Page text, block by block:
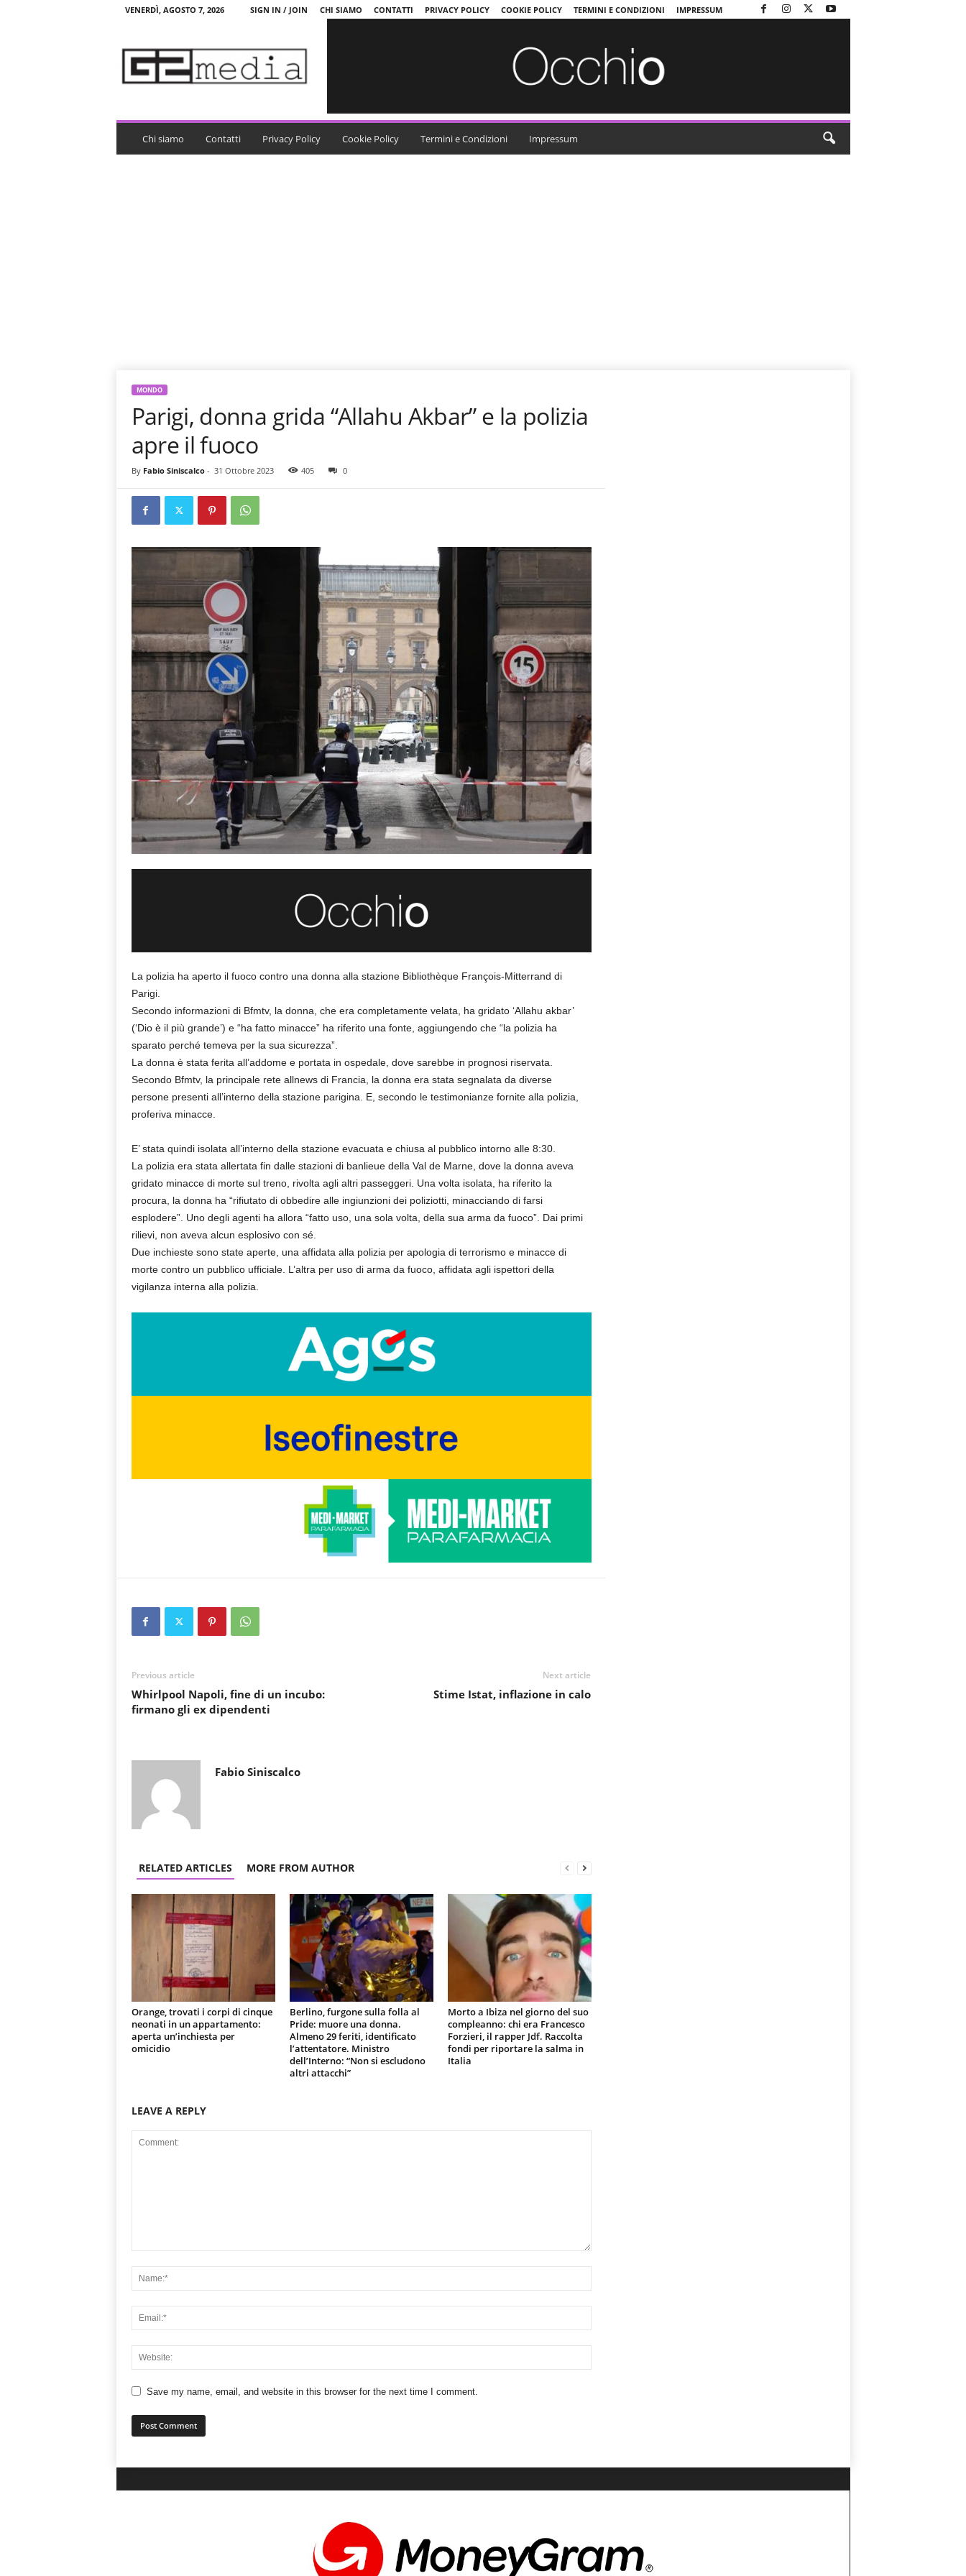
VENERDÌ, AGOSTO 7, 2026 SIGN IN / JOIN CHI SIAMO CONTATTI PRIVACY POLICY COOKIE POLICY TERMINI E CONDIZIONI IMPRESSUM
a
Chi siamo Contatti Privacy Policy Cookie Policy Termini e Condizioni Impressum
MONDO
Parigi, donna grida “Allahu Akbar” e la polizia
apre il fuoco
By Fabio Siniscalco- 31 Ottobre 2023 405 0
La polizia ha aperto il fuoco contro una donna alla stazione Bibliothèque François-Mitterrand di
Parigi.
Secondo informazioni di Bfmtv, la donna, che era completamente velata, ha gridato ‘Allahu akbar’
(‘Dio è il più grande’) e “ha fatto minacce” ha riferito una fonte, aggiungendo che “la polizia ha
sparato perché temeva per la sua sicurezza”.
La donna è stata ferita all’addome e portata in ospedale, dove sarebbe in prognosi riservata.
Secondo Bfmtv, la principale rete allnews di Francia, la donna era stata segnalata da diverse
persone presenti all’interno della stazione parigina. E, secondo le testimonianze fornite alla polizia,
proferiva minacce.
E’ stata quindi isolata all’interno della stazione evacuata e chiusa al pubblico intorno alle 8:30.
La polizia era stata allertata fin dalle stazioni di banlieue della Val de Marne, dove la donna aveva
gridato minacce di morte sul treno, rivolta agli altri passeggeri. Una volta isolata, ha riferito la
procura, la donna ha “rifiutato di obbedire alle ingiunzioni dei poliziotti, minacciando di farsi
esplodere”. Uno degli agenti ha allora “fatto uso, una sola volta, della sua arma da fuoco”. Dai primi
rilievi, non aveva alcun esplosivo con sé.
Due inchieste sono state aperte, una affidata alla polizia per apologia di terrorismo e minacce di
morte contro un pubblico ufficiale. L’altra per uso di arma da fuoco, affidata agli ispettori della
vigilanza interna alla polizia.
Previous article
Whirlpool Napoli, fine di un incubo:
firmano gli ex dipendenti
Next article
Stime Istat, inflazione in calo
Fabio Siniscalco
RELATED ARTICLES MORE FROM AUTHOR
Orange, trovati i corpi di cinque
neonati in un appartamento:
aperta un’inchiesta per
omicidio
Berlino, furgone sulla folla al
Pride: muore una donna.
Almeno 29 feriti, identificato
l’attentatore. Ministro
dell’Interno: “Non si escludono
altri attacchi”
Morto a Ibiza nel giorno del suo
compleanno: chi era Francesco
Forzieri, il rapper Jdf. Raccolta
fondi per riportare la salma in
Italia
LEAVE A REPLY
Save my name, email, and website in this browser for the next time I comment.